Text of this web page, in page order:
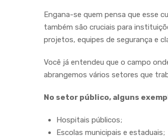
Engana-se quem pensa que esse
também são cruciais para
projetos, equipes de segurança e
Você já entendeu que o campo
abrangemos vários setores que
No setor público, alguns
Hospitais públicos;
Escolas municipais e estaduais;